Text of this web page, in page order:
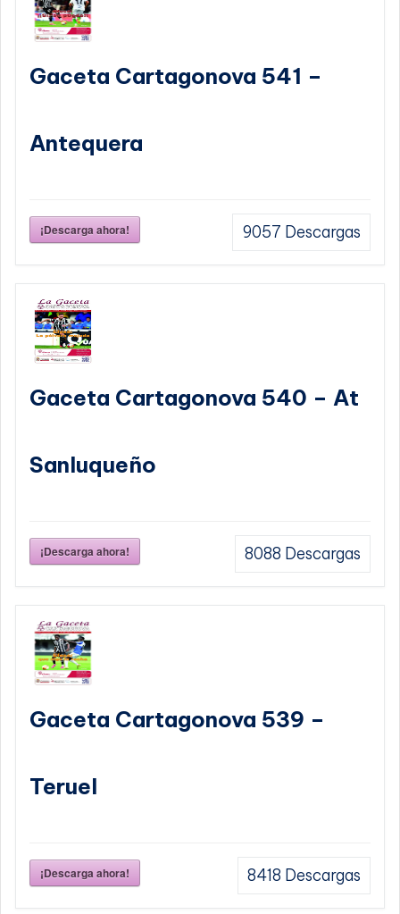
Gaceta Cartagonova 541 –
Antequera
¡Descarga ahora! 9057 Descargas
Gaceta Cartagonova 540 – At
Sanluqueño
¡Descarga ahora! 8088 Descargas
Gaceta Cartagonova 539 –
Teruel
¡Descarga ahora! 8418 Descargas